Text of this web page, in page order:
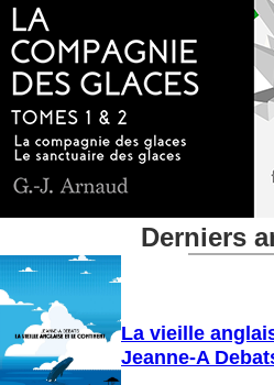
Derniers
La vieille
Jeanne-A